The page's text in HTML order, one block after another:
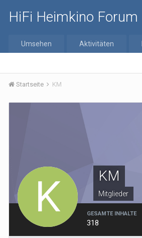
HiFi Heimkino Forum
Umsehen Aktivitäten
Startseite KM
KM
Mitglieder
GESAMTE INHALTE
318